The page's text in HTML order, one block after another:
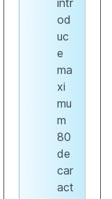
intr
od
uc
e
ma
xi
mu
m
80
de
car
act